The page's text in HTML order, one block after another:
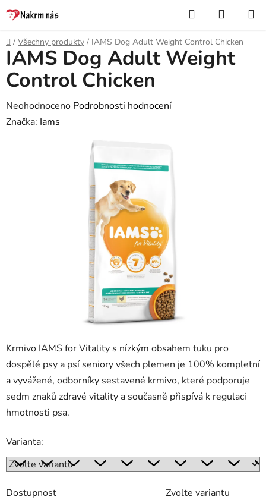
Přejít
na
obsah
Hledat
KOŠÍK
Domů
/ Všechny produkty / IAMS Dog Adult Weight Control Chicken
Krmivo IAMS for Vitality s nízkým obsahem tuku pro
dospělé psy a psí seniory všech plemen je 100% kompletní
a vyvážené, odborníky sestavené krmivo, které podporuje
sedm znaků zdravé vitality a současně přispívá k regulaci
hmotnosti psa.
Varianta:
Dostupnost Zvolte variantu
IAMS Dog Adult Weight
Control Chicken
Průměrné
hodnocení
Neohodnoceno Podrobnosti hodnocení
Značka: Iams